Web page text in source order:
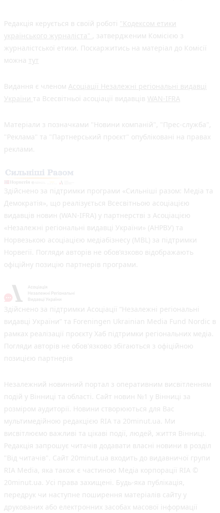
Редакція керується в своїй роботі "Кодексом етики
українського журналіста" , затвердженим Комісією з
журналістської етики. Поскаржитись на матеріал до Комісії
можна тут
Видання є членом Асоціації Незалежні регіональні видавці
України та Всесвітньої асоціації видавців WAN-IFRA
Матеріали з позначками "Новини компаній", "Прес-служба",
"Реклама" та "Партнерський проєкт" опубліковані на правах
реклами.
Здійснено за підтримки програми «Сильніші разом: Медіа та
Демократія», що реалізується Всесвітньою асоціацією
видавців новин (WAN-IFRA) у партнерстві з Асоціацією
«Незалежні регіональні видавці України» (АНРВУ) та
Норвезькою асоціацією медіабізнесу (MBL) за підтримки
Норвегії. Погляди авторів не обов’язково відображають
офіційну позицію партнерів програми.
Здійснено за підтримки Асоціації “Незалежні регіональні
видавці України” та Foreningen Ukrainian Media Fund Nordic в
рамках реалізації проєкту Хаб підтримки регіональних медіа.
Погляди авторів не обов'язково збігаються з офіційною
позицією партнерів
Незалежний новинний портал з оперативним висвітленням
подій у Вінниці та області. Сайт новин №1 у Вінниці за
розміром аудиторії. Новини створюються для Вас
мультимедійною редакцією RIA та 20minut.ua. Ми
висвітлюємо важливі та цікаві події, людей, життя Вінниці.
Редакція запрошує читачів додавати власні новини в розділ
"Від читачів". Сайт 20minut.ua входить до видавничої групи
RIA Media, яка також є частиною Медіа корпорації RIA ©
20minut.ua. Усі права захищені. Будь-яка публiкацiя,
передрук чи наступне поширення матеріалів сайту у
друкованих або електронних засобах масової інформації